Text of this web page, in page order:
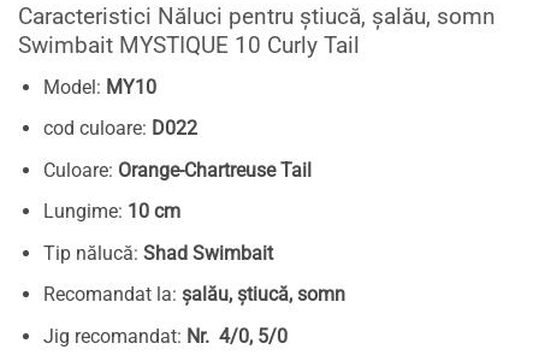
Caracteristici Năluci pentru știucă, șalău, somn
Swimbait MYSTIQUE 10 Curly Tail
Model: MY10
cod culoare: D022
Culoare: Orange-Chartreuse Tail
Lungime: 10 cm
Tip nălucă: Shad Swimbait
Recomandat la: șalău, știucă, somn
Jig recomandat: Nr. 4/0, 5/0